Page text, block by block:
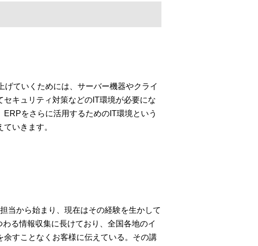
ていくためには、サーバー機器やクライ
キュリティ対策などのIT環境が必要にな
をさらに活用するためのIT環境という
いきます。
当から始まり、現在はその経験を生かして
る情報収集に長けており、全国各地のイ
すことなくお客様に伝えている。その講